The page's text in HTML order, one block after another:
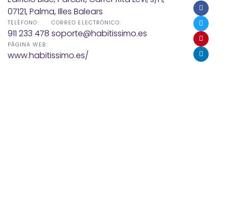
07121, Palma, Illes Balears
TELÉFONO:
911 233 478
CORREO ELECTRÓNICO:
soporte@habitissimo.es
PÁGINA WEB:
www.habitissimo.es/